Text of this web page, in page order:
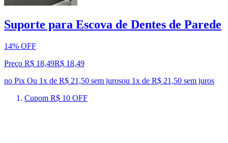
Suporte para Escova de Dentes de Parede
14% OFF
Preço R$ 18,49R$ 18,49
no Pix Ou 1x de R$ 21,50 sem jurosou 1x de R$ 21,50 sem juros
Cupom R$ 10 OFF